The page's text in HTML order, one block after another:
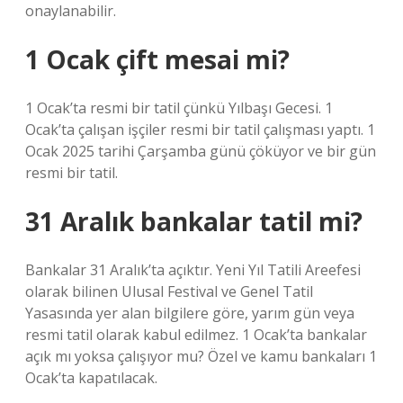
onaylanabilir.
1 Ocak çift mesai mi?
1 Ocak’ta resmi bir tatil çünkü Yılbaşı Gecesi. 1
Ocak’ta çalışan işçiler resmi bir tatil çalışması yaptı. 1
Ocak 2025 tarihi Çarşamba günü çöküyor ve bir gün
resmi bir tatil.
31 Aralık bankalar tatil mi?
Bankalar 31 Aralık’ta açıktır. Yeni Yıl Tatili Areefesi
olarak bilinen Ulusal Festival ve Genel Tatil
Yasasında yer alan bilgilere göre, yarım gün veya
resmi tatil olarak kabul edilmez. 1 Ocak’ta bankalar
açık mı yoksa çalışıyor mu? Özel ve kamu bankaları 1
Ocak’ta kapatılacak.